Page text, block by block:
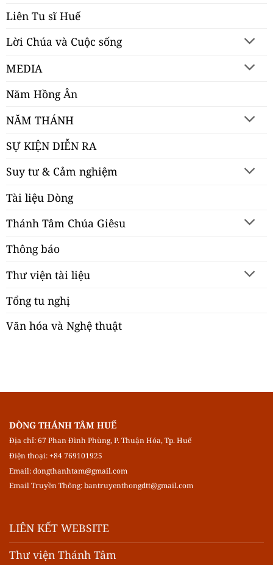
Liên Tu sĩ Huế
Lời Chúa và Cuộc sống
MEDIA
Năm Hồng Ân
NĂM THÁNH
SỰ KIỆN DIỄN RA
Suy tư & Cảm nghiệm
Tài liệu Dòng
Thánh Tâm Chúa Giêsu
Thông báo
Thư viện tài liệu
Tổng tu nghị
Văn hóa và Nghệ thuật
DÒNG THÁNH TÂM HUẾ
Địa chỉ: 67 Phan Đình Phùng, P. Thuận Hóa, Tp. Huế
Điện thoại: +84 769101925
Email:dongthanhtam@gmail.com
Email Truyền Thông:bantruyenthongdtt@gmail.com
LIÊN KẾT WEBSITE
Thư viện Thánh Tâm